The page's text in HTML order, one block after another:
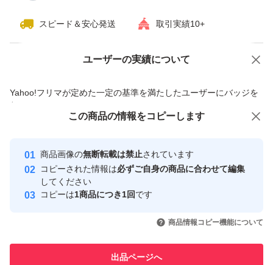
スピード＆安心発送 取引実績10+
ユーザーの実績について
Yahoo!フリマが定めた一定の基準を満たしたユーザーにバッジを
付与しています
安心取引出品者
心・安全なユーザーです
取引実績
引を完了させた実績があります
での取引実績があります
価格の相談 商品への質問
この商品の情報をコピーします
商品画像の無断転載は禁止されています
コピーされた情報は必ずご自身の商品に合わせて編集
してください
コピーは1商品につき1回です
商品情報コピー機能について
出品ページへ
この商品をみている人にオススメ